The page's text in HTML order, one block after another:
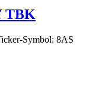
TBK
Symbol: 8AS